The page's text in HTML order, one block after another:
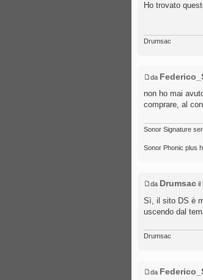
Ho trovato
Drumsac
da
non ho mai
comprare, al
Sonor Signature
Sonor Phonic plus
da Drumsac il
Sì, il sito DS è
uscendo dal
Drumsac
da